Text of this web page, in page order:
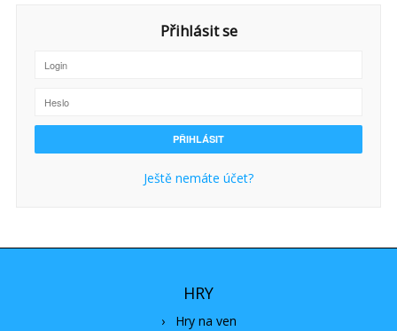
Přihlásit se
Ještě nemáte účet?
HRY
› Hry na ven